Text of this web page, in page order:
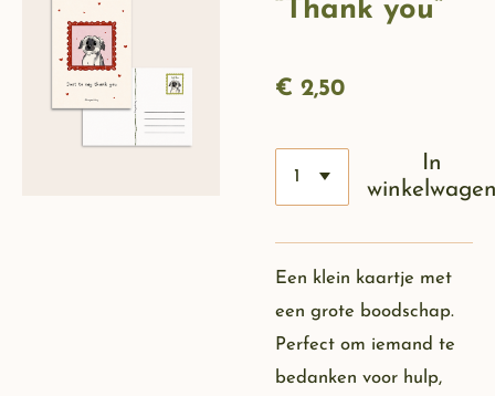
“Thank you”
€ 2,50
In
Een klein kaartje met
een grote boodschap.
Perfect om iemand te
bedanken voor hulp,